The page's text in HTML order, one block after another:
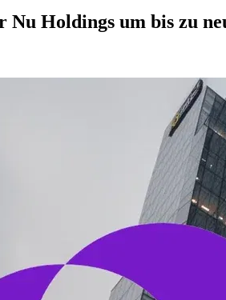
Nu Holdings um bis zu